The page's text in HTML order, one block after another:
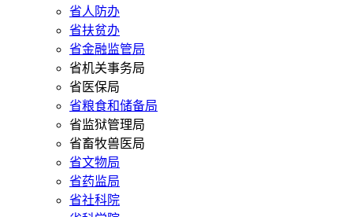
省人防办
省扶贫办
省金融监管局
省机关事务局
省医保局
省粮食和储备局
省监狱管理局
省畜牧兽医局
省文物局
省药监局
省社科院